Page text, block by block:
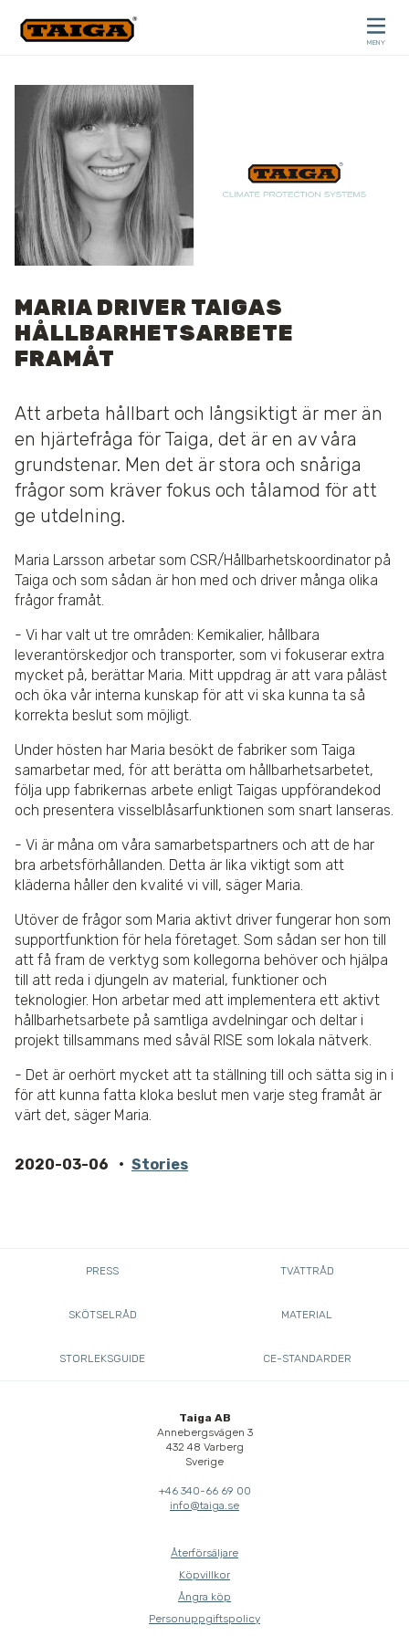
MENY
MARIA DRIVER TAIGAS
HÅLLBARHETSARBETE
FRAMÅT
Att arbeta hållbart och långsiktigt är mer än
en hjärtefråga för Taiga, det är en av våra
grundstenar. Men det är stora och snåriga
frågor som kräver fokus och tålamod för att
ge utdelning.
Maria Larsson arbetar som CSR/Hållbarhetskoordinator på
Taiga och som sådan är hon med och driver många olika
frågor framåt.
- Vi har valt ut tre områden: Kemikalier, hållbara
leverantörskedjor och transporter, som vi fokuserar extra
mycket på, berättar Maria. Mitt uppdrag är att vara påläst
och öka vår interna kunskap för att vi ska kunna ta så
korrekta beslut som möjligt.
Under hösten har Maria besökt de fabriker som Taiga
samarbetar med, för att berätta om hållbarhetsarbetet,
följa upp fabrikernas arbete enligt Taigas uppförandekod
och presentera visselblåsarfunktionen som snart lanseras.
- Vi är måna om våra samarbetspartners och att de har
bra arbetsförhållanden. Detta är lika viktigt som att
kläderna håller den kvalité vi vill, säger Maria.
Utöver de frågor som Maria aktivt driver fungerar hon som
supportfunktion för hela företaget. Som sådan ser hon till
att få fram de verktyg som kollegorna behöver och hjälpa
till att reda i djungeln av material, funktioner och
teknologier. Hon arbetar med att implementera ett aktivt
hållbarhetsarbete på samtliga avdelningar och deltar i
projekt tillsammans med såväl RISE som lokala nätverk.
- Det är oerhört mycket att ta ställning till och sätta sig in i
för att kunna fatta kloka beslut men varje steg framåt är
värt det, säger Maria.
2020-03-06 Stories
PRESS TVÄTTRÅD
SKÖTSELRÅD MATERIAL
STORLEKSGUIDE CE-STANDARDER
Taiga AB
Annebergsvägen 3
432 48 Varberg
Sverige
+46 340-66 69 00
info@taiga.se
Återförsäljare
Köpvillkor
Ångra köp
Personuppgiftspolicy